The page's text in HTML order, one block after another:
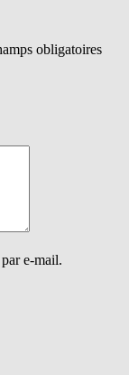
obligatoires
e-mail.